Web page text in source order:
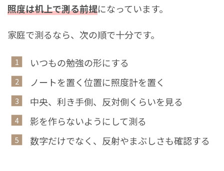
照度は机上で測る前提になっています。
家庭で測るなら、次の順で十分です。
いつもの勉強の形にする
ノートを置く位置に照度計を置く
中央、利き手側、反対側くらいを見る
影を作らないようにして測る
数字だけでなく、反射やまぶしさも確認する